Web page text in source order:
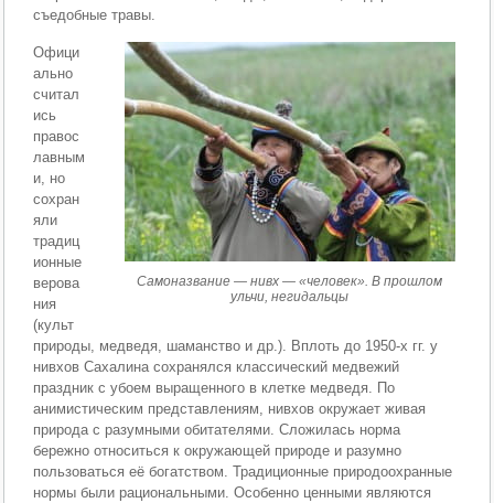
съедобные травы.
Самоназвание — нивх — «человек». В прошлом
ульчи, негидальцы
Офици
ально
считал
ись
правос
лавным
и, но
сохран
яли
традиц
ионные
верова
ния
(культ
природы, медведя, шаманство и др.). Вплоть до 1950-х гг. у
нивхов Сахалина сохранялся классический медвежий
праздник с убоем выращенного в клетке медведя. По
анимистическим представлениям, нивхов окружает живая
природа с разумными обитателями. Сложилась норма
бережно относиться к окружающей природе и разумно
пользоваться её богатством. Традиционные природоохранные
нормы были рациональными. Особенно ценными являются